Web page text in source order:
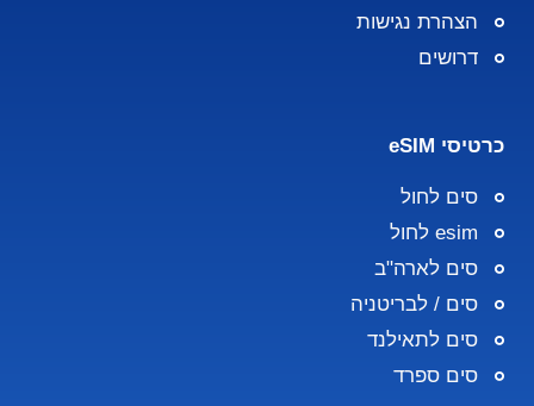
הצהרת נגישות
דרושים
כרטיסי eSIM
סים לחול
esim לחול
סים לארה"ב
סים / לבריטניה
סים לתאילנד
סים ספרד